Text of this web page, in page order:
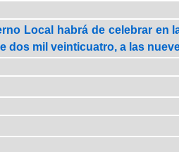
Local habrá de celebrar en
dos mil veinticuatro, a las